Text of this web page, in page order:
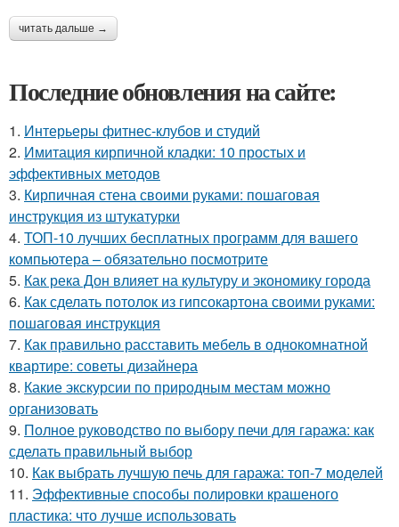
читать дальше →
Последние обновления на сайте:
1. Интерьеры фитнес-клубов и студий
2. Имитация кирпичной кладки: 10 простых и
эффективных методов
3. Кирпичная стена своими руками: пошаговая
инструкция из штукатурки
4. ТОП-10 лучших бесплатных программ для вашего
компьютера – обязательно посмотрите
5. Как река Дон влияет на культуру и экономику города
6. Как сделать потолок из гипсокартона своими руками:
пошаговая инструкция
7. Как правильно расставить мебель в однокомнатной
квартире: советы дизайнера
8. Какие экскурсии по природным местам можно
организовать
9. Полное руководство по выбору печи для гаража: как
сделать правильный выбор
10. Как выбрать лучшую печь для гаража: топ-7 моделей
11. Эффективные способы полировки крашеного
пластика: что лучше использовать